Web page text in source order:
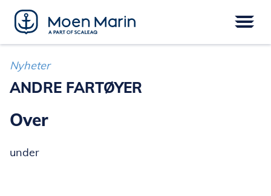
Skip
content
Nyheter
ANDRE FARTØYER
Over
under